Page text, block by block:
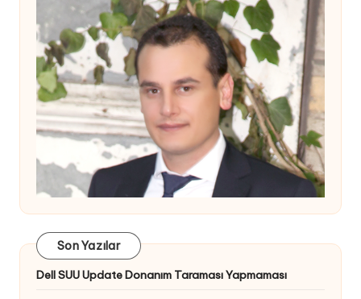
Son Yazılar
Dell SUU Update Donanım Taraması Yapmaması